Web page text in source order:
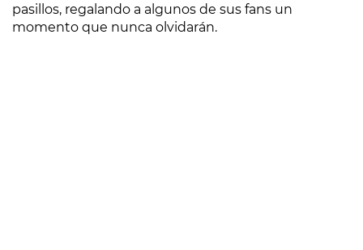
pasillos, regalando a algunos de sus fans un
momento que nunca olvidarán.